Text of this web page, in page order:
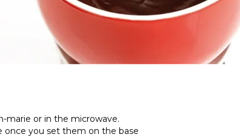
marie or in the microwave.
once you set them on the base